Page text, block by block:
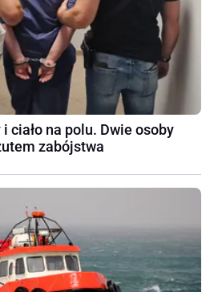
ciało na polu. Dwie osoby
zabójstwa